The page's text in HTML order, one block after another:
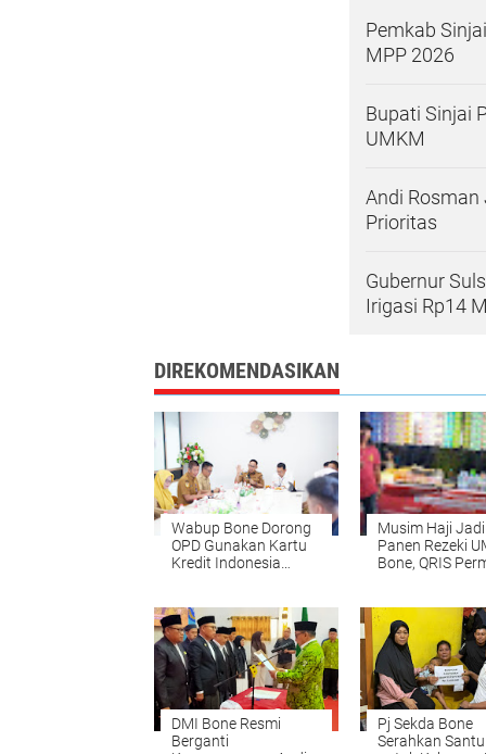
Pemkab
MPP 2026
Bupati Sinjai
UMKM
Andi
Prioritas
Gubernur
Irigasi Rp14
DIREKOMENDASIKAN
Wabup Bone Dorong
OPD Gunakan Kartu
Kredit Indonesia
Musim Haji Jadi
Panen Rezeki
Bone, QRIS
DMI Bone Resmi
Berganti
Pj Sekda Bone
Serahkan